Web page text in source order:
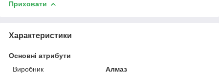
Приховати
Характеристики
Основні атрибути
Виробник
Алмаз